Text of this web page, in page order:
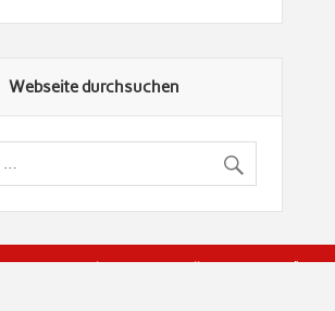
Webseite durchsuchen
Genealogische Gesellschaft (BGG)